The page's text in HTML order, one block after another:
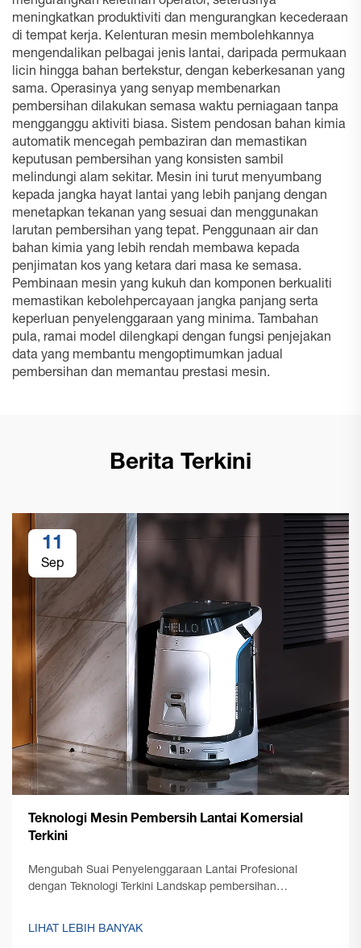
meningkatkan produktiviti dan mengurangkan kecederaan
di tempat kerja. Kelenturan mesin membolehkannya
mengendalikan pelbagai jenis lantai, daripada permukaan
licin hingga bahan bertekstur, dengan keberkesanan yang
sama. Operasinya yang senyap membenarkan
pembersihan dilakukan semasa waktu perniagaan tanpa
mengganggu aktiviti biasa. Sistem pendosan bahan kimia
automatik mencegah pembaziran dan memastikan
keputusan pembersihan yang konsisten sambil
melindungi alam sekitar. Mesin ini turut menyumbang
kepada jangka hayat lantai yang lebih panjang dengan
menetapkan tekanan yang sesuai dan menggunakan
larutan pembersihan yang tepat. Penggunaan air dan
bahan kimia yang lebih rendah membawa kepada
penjimatan kos yang ketara dari masa ke semasa.
Pembinaan mesin yang kukuh dan komponen berkualiti
memastikan kebolehpercayaan jangka panjang serta
keperluan penyelenggaraan yang minima. Tambahan
pula, ramai model dilengkapi dengan fungsi penjejakan
data yang membantu mengoptimumkan jadual
pembersihan dan memantau prestasi mesin.
Berita Terkini
11
Sep
Teknologi Mesin Pembersih Lantai Komersial
Terkini
Mengubah Suai Penyelenggaraan Lantai Profesional
dengan Teknologi Terkini Landskap pembersihan
dengan kemunculan teknologi mesin pembersih lantai
LIHAT LEBIH BANYAK